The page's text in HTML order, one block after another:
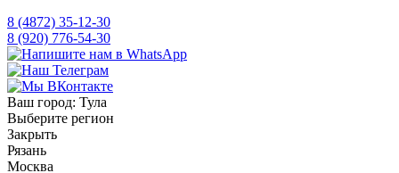
8 (4872) 35-12-30
8 (920) 776-54-30
Ваш город: Тула
Выберите регион
Закрыть
Рязань
Москва